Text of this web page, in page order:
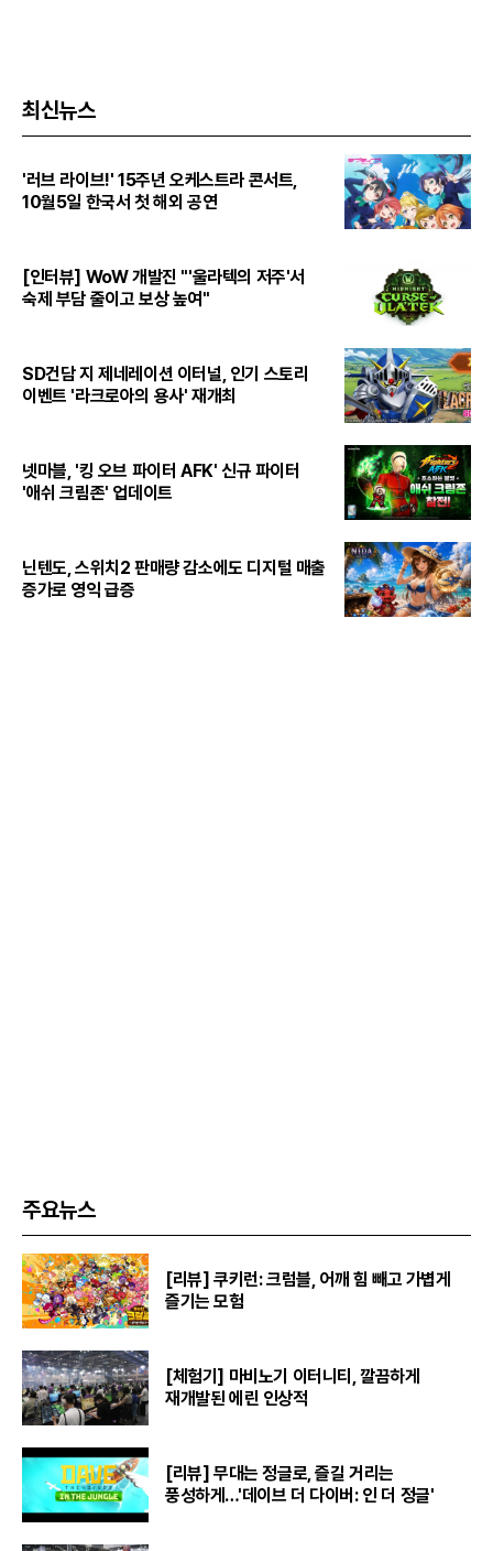
최신뉴스
'러브 라이브!' 15주년 오케스트라 콘서트,
10월5일 한국서 첫 해외 공연
[인터뷰] WoW 개발진 "'울라텍의 저주'서
숙제 부담 줄이고 보상 높여"
SD건담 지 제네레이션 이터널, 인기 스토리
이벤트 '라크로아의 용사' 재개최
넷마블, '킹 오브 파이터 AFK' 신규 파이터
'애쉬 크림존' 업데이트
닌텐도, 스위치2 판매량 감소에도 디지털 매출
증가로 영익 급증
주요뉴스
[리뷰] 쿠키런: 크럼블, 어깨 힘 빼고 가볍게
즐기는 모험
[체험기] 마비노기 이터니티, 깔끔하게
재개발된 에린 인상적
[리뷰] 무대는 정글로, 즐길 거리는
풍성하게…'데이브 더 다이버: 인 더 정글'